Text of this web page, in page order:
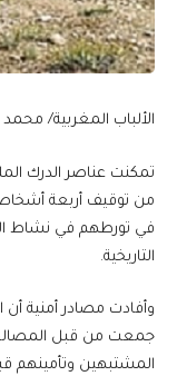
الألباب المغربية/
من توقيف أربعة
في تورطهم في نشاط
التاريخية.
وأفادت مصادر أمنية
جمعت من قبل
المشتبهين وتأمينهم